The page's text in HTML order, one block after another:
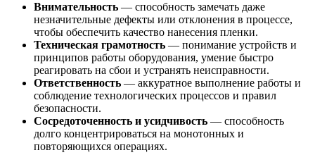
Внимательность — способность замечать даже
незначительные дефекты или отклонения в процессе,
чтобы обеспечить качество нанесения пленки.
Техническая грамотность — понимание устройств и
принципов работы оборудования, умение быстро
реагировать на сбои и устранять неисправности.
Ответственность — аккуратное выполнение работы и
соблюдение технологических процессов и правил
безопасности.
Сосредоточенность и усидчивость — способность
долго концентрироваться на монотонных и
повторяющихся операциях.